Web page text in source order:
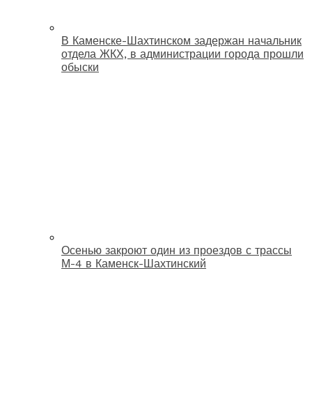
В Каменске-Шахтинском задержан начальник
отдела ЖКХ, в администрации города прошли
обыски
Осенью закроют один из проездов с трассы
М-4 в Каменск-Шахтинский